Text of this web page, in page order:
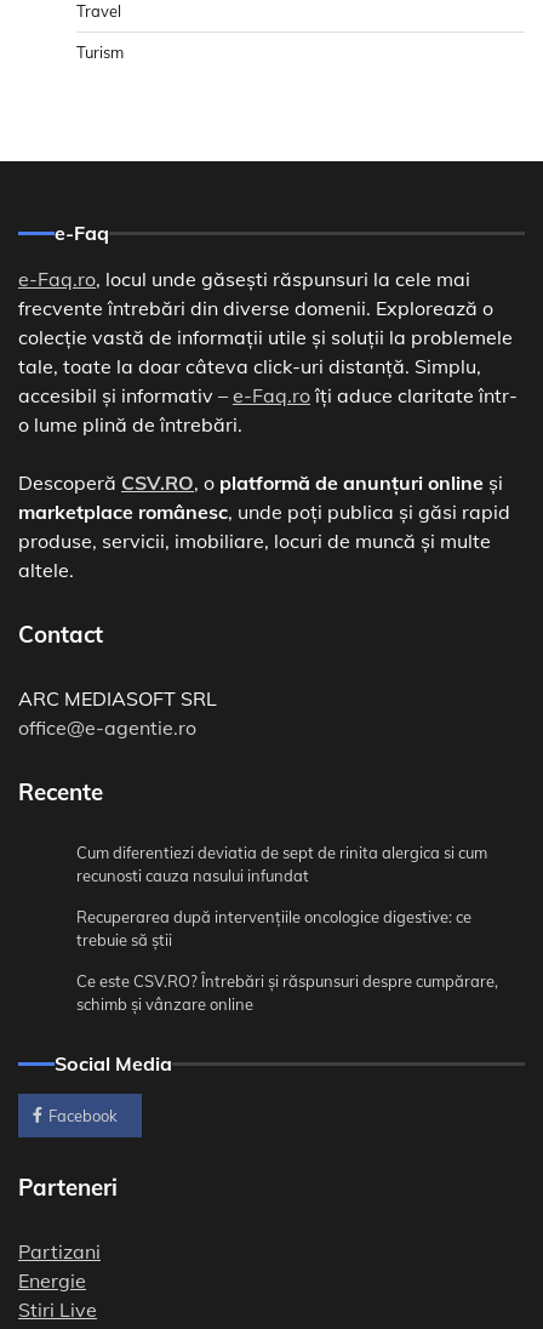
Travel
Turism
e-Faq
e-Faq.ro, locul unde găsești răspunsuri la cele mai
frecvente întrebări din diverse domenii. Explorează o
colecție vastă de informații utile și soluții la problemele
tale, toate la doar câteva click-uri distanță. Simplu,
accesibil și informativ – e-Faq.roîți aduce claritate într-
o lume plină de întrebări.
Descoperă CSV.RO, o platformă de anunțuri online și
marketplace românesc, unde poți publica și găsi rapid
produse, servicii, imobiliare, locuri de muncă și multe
altele.
Contact
ARC MEDIASOFT SRL
office@e-agentie.ro
Recente
Cum diferentiezi deviatia de sept de rinita alergica si cum
recunosti cauza nasului infundat
Recuperarea după intervențiile oncologice digestive: ce
trebuie să știi
Ce este CSV.RO? Întrebări și răspunsuri despre cumpărare,
schimb și vânzare online
Social Media
Facebook
Parteneri
Partizani
Energie
Stiri Live